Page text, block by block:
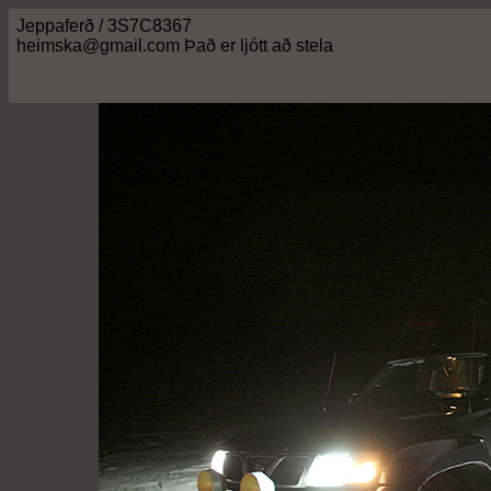
Jeppaferð / 3S7C8367
heimska@gmail.com Það er ljótt að stela